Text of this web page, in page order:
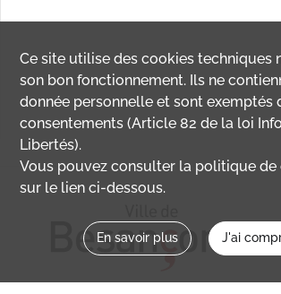
Ce site utilise descookies techniques
son bon fonctionnement. Ils ne
donnée personnelle et sont exemptés
consentements (Article 82 de la loi
Libertés).
Vous pouvez consulter la politique
sur le lien ci-dessous.
En savoir plus J'ai